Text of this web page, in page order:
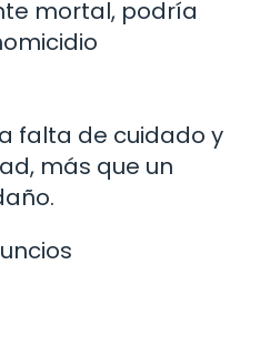
mortal, podría
falta de cuidado y
más que un